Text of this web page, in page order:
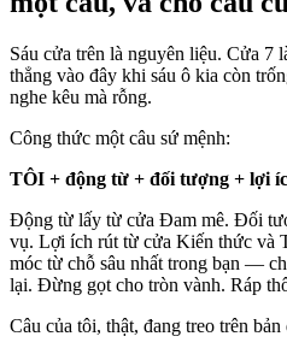
Sáu cửa trên là nguyên liệu. Cửa 7
thẳng vào đây khi sáu ô kia còn
nghe kêu mà rỗng.
Công thức một câu sứ mệnh:
TÔI + động từ + đối tượng + lợi
Động từ lấy từ cửa Đam mê. Đối
vụ. Lợi ích rút từ cửa Kiến thức và
móc từ chỗ sâu nhất trong bạn —
lại. Đừng gọt cho tròn vành. Ráp
Câu của tôi, thật, đang treo trên bản